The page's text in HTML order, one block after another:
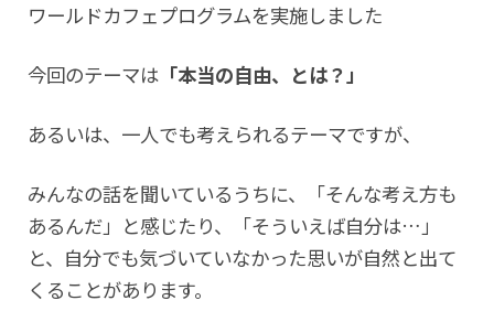
ワールドカフェプログラムを実施しました
今回のテーマは「本当の自由、とは？」
あるいは、一人でも考えられるテーマですが、
みんなの話を聞いているうちに、「そんな考え方も
あるんだ」と感じたり、「そういえば自分は…」
と、自分でも気づいていなかった思いが自然と出て
くることがあります。